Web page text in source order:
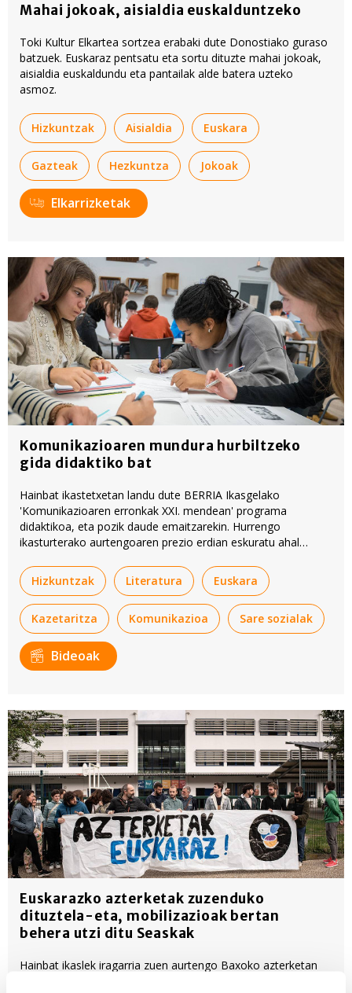
Mahai jokoak, aisialdia euskalduntzeko
Toki Kultur Elkartea sortzea erabaki dute Donostiako guraso
batzuek. Euskaraz pentsatu eta sortu dituzte mahai jokoak,
aisialdia euskaldundu eta pantailak alde batera uzteko
asmoz.
Hizkuntzak Aisialdia Euskara
Gazteak Hezkuntza Jokoak
Elkarrizketak
Komunikazioaren mundura hurbiltzeko
gida didaktiko bat
Hainbat ikastetxetan landu dute BERRIA Ikasgelako
'Komunikazioaren erronkak XXI. mendean' programa
didaktikoa, eta pozik daude emaitzarekin. Hurrengo
ikasturterako aurtengoaren prezio erdian eskuratu ahal
arteko akordioari esker.
Hizkuntzak Literatura Euskara
Kazetaritza Komunikazioa Sare sozialak
Bideoak
Euskarazko azterketak zuzenduko
dituztela-eta, mobilizazioak bertan
behera utzi ditu Seaskak
Hainbat ikaslek iragarria zuen aurtengo Baxoko azterketan